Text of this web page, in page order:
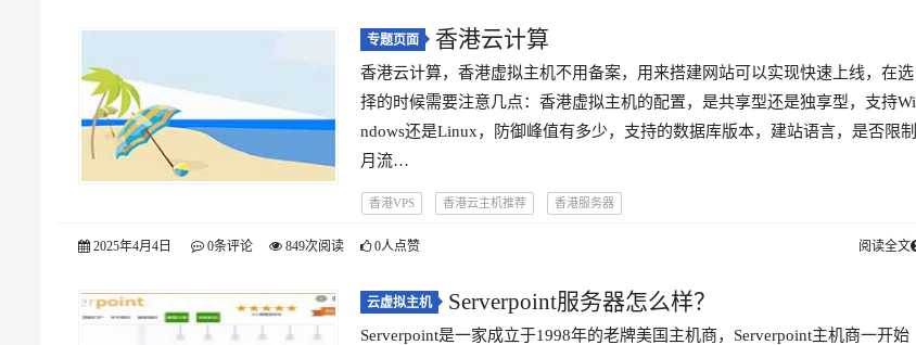
专题页面 香港云计算
香港云计算，香港虚拟主机不用备案，用来搭建网站可以实现快速上线，在选
择的时候需要注意几点：香港虚拟主机的配置，是共享型还是独享型，支持Wi
ndows还是Linux，防御峰值有多少，支持的数据库版本，建站语言，是否限制
月流…
香港VPS 香港云主机推荐 香港服务器
2025年4月4日 0条评论 849次阅读 0人点赞 阅读全文
云虚拟主机 Serverpoint服务器怎么样？
Serverpoint是一家成立于1998年的老牌美国主机商，Serverpoint主机商一开始